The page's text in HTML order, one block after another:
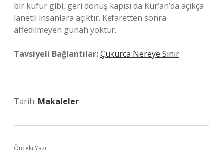
bir küfür gibi, geri dönüş kapısı da Kur’an’da açıkça
lanetli insanlara açıktır. Kefaretten sonra
affedilmeyen günah yoktur.
Tavsiyeli Bağlantılar:Çukurca Nereye Sınır
Tarih: Makaleler
Önceki Yazı